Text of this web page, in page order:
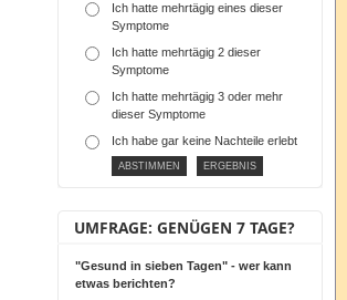
Ich hatte mehrtägig eines dieser
Symptome
Ich hatte mehrtägig 2 dieser
Symptome
Ich hatte mehrtägig 3 oder mehr
dieser Symptome
Ich habe gar keine Nachteile erlebt
UMFRAGE: GENÜGEN 7 TAGE?
"Gesund in sieben Tagen" - wer kann
etwas berichten?